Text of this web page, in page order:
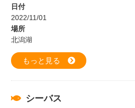
日付
2022/11/01
場所
北潟湖
もっと見る
シーバス